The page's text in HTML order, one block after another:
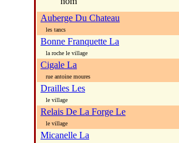
Auberge Du Chateau
les tancs
Bonne Franquette La
la roche le village
Cigale La
rue antoine moures
Drailles Les
le village
Relais De La Forge Le
le village
Micanelle La